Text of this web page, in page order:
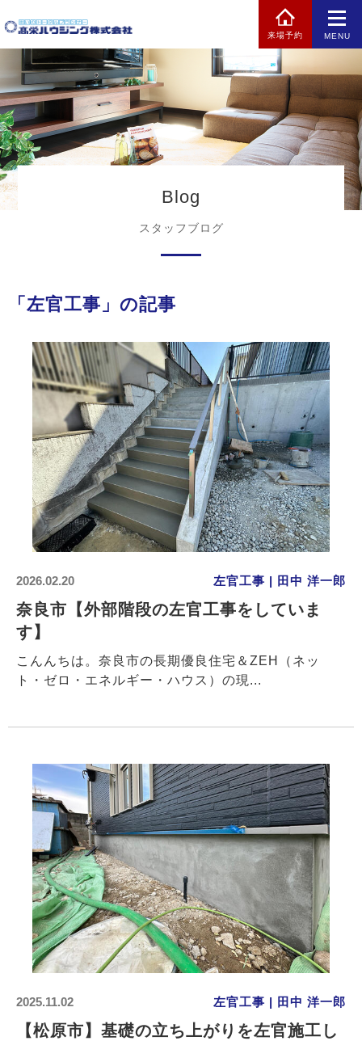
来場予約 MENU
Blog
スタッフブログ
「左官工事」の記事
2026.02.20 左官工事 | 田中 洋一郎
奈良市【外部階段の左官工事をしていま
す】
こんんちは。奈良市の長期優良住宅＆ZEH（ネッ
ト・ゼロ・エネルギー・ハウス）の現...
2025.11.02 左官工事 | 田中 洋一郎
【松原市】基礎の立ち上がりを左官施工し